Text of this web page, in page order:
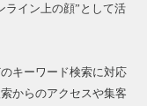
ライン上の顔”として活
キーワード検索に対応
からのアクセスや集客